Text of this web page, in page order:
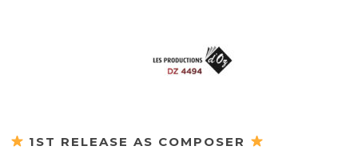
1ST RELEASE AS COMPOSER